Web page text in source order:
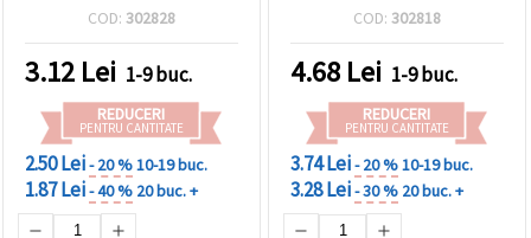
COD: 302828
3.12 Lei 1-9 buc.
REDUCERI
PENTRU CANTITATE
2.50 Lei- 20 %10-19 buc.
1.87 Lei- 40 % 20 buc. +
COD: 302818
4.68 Lei 1-9 buc.
REDUCERI
PENTRU CANTITATE
3.74 Lei- 20 %10-19 buc.
3.28 Lei- 30 % 20 buc. +